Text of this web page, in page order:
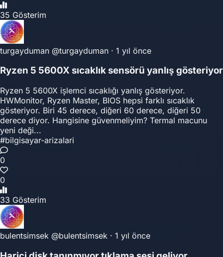
35 Gösterim
turgayduman @turgayduman · 1 yıl önce
Ryzen 5 5600X sıcaklık sensörü yanlış gösteriyor
Ryzen 5 5600X işlemci sıcaklığı yanlış gösteriyor.
HWMonitor, Ryzen Master, BIOS hepsi farklı sıcaklık
gösteriyor. Biri 45 derece, diğeri 60 derece, diğeri 50
derece diyor. Hangisine güvenmeliyim? Termal macunu
yeni deği...
#bilgisayar-arizalari
0
0
33 Gösterim
bulentsimsek @bulentsimsek · 1 yıl önce